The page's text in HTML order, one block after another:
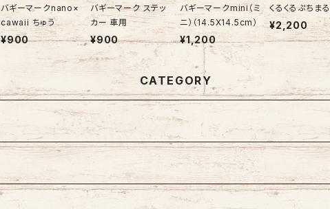
バギーマークnano×
cawaii ちゅう
¥900
バギーマーク ステッ
カー 車用
¥900
バギーマークmini（ミ
ニ）（14.5X14.5cm）
¥1,200
くるくるぷちまる
¥2,200
CATEGORY